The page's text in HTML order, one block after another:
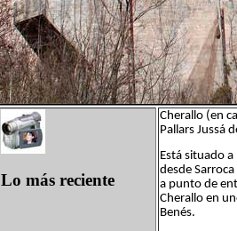
Lo más reciente
Cherallo (en
Pallars Jussá
Está situado
desde
a punto de
Cherallo en
Benés.